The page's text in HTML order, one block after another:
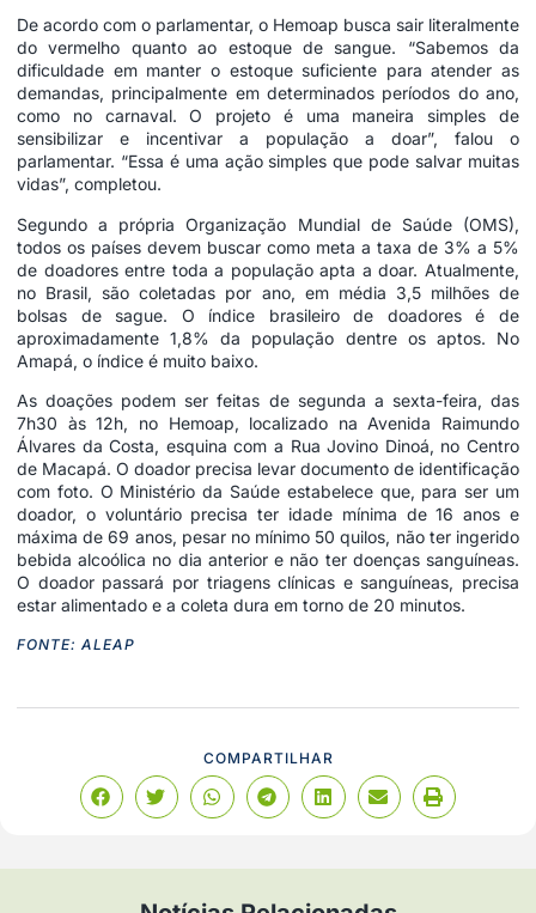
De acordo com o parlamentar, o Hemoap busca sair literalmente
do vermelho quanto ao estoque de sangue. “Sabemos da
dificuldade em manter o estoque suficiente para atender as
demandas, principalmente em determinados períodos do ano,
como no carnaval. O projeto é uma maneira simples de
sensibilizar e incentivar a população a doar”, falou o
parlamentar. “Essa é uma ação simples que pode salvar muitas
vidas”, completou.
Segundo a própria Organização Mundial de Saúde (OMS),
todos os países devem buscar como meta a taxa de 3% a 5%
de doadores entre toda a população apta a doar. Atualmente,
no Brasil, são coletadas por ano, em média 3,5 milhões de
bolsas de sague. O índice brasileiro de doadores é de
aproximadamente 1,8% da população dentre os aptos. No
Amapá, o índice é muito baixo.
As doações podem ser feitas de segunda a sexta-feira, das
7h30 às 12h, no Hemoap, localizado na Avenida Raimundo
Álvares da Costa, esquina com a Rua Jovino Dinoá, no Centro
de Macapá. O doador precisa levar documento de identificação
com foto. O Ministério da Saúde estabelece que, para ser um
doador, o voluntário precisa ter idade mínima de 16 anos e
máxima de 69 anos, pesar no mínimo 50 quilos, não ter ingerido
bebida alcoólica no dia anterior e não ter doenças sanguíneas.
O doador passará por triagens clínicas e sanguíneas, precisa
estar alimentado e a coleta dura em torno de 20 minutos.
FONTE: ALEAP
COMPARTILHAR